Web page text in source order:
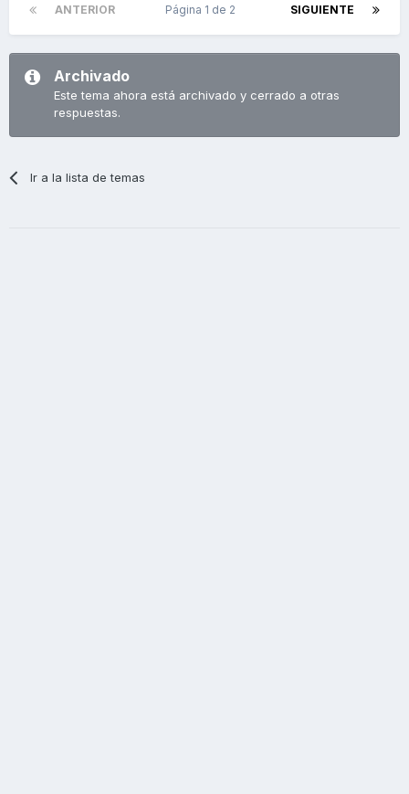
ANTERIOR SIGUIENTE
Página 1 de 2
Archivado
Este tema ahora está archivado y cerrado a otras
respuestas.
Ir a la lista de temas